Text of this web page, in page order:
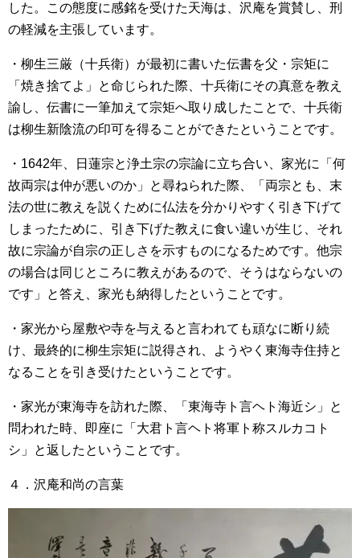
した。この態度に感銘を受けた天海は、沢庵を賞賛し、刑
の軽減を主張しています。
・柳生三厳（十兵衛）が最初に書いた伝書を父・宗矩に
「焼き捨てよ」と命じられた際、十兵衛にその真意を教え
諭し、伝書に一筆加えて宗矩へ取り成したことで、十兵衛
は柳生新陰流の印可を得ることができたということです。
・1642年、日蓮宗と浄土宗の宗論に立ち合い、家光に「何
故両宗は仲が悪いのか」と尋ねられた際、「両宗とも、末
法の世に教えを説くために仏法を分かりやすく引き下げて
しまったために、引き下げた教えに食い違いが生じ、それ
故に宗論が自宗の正しさを示すものになるためです。他宗
の場合は同じところに教えがあるので、そうはならないの
です」と答え、家光も納得したということです。
・家光から屋敷や寺を与えると言われても頑なに断り続
け、最終的に柳生宗矩に説得され、ようやく東海寺住持と
なることを引き受けたということです。
・家光が東海寺を訪れた際、「東海寺ト言ヘト海近シ」と
問われた時、即座に「大君ト言ヘト将軍ト称スルカコト
シ」と返したということです。
４．沢庵和尚の言葉